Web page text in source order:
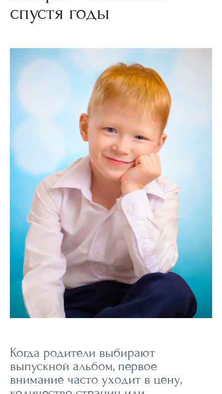
спустя годы
Когда родители выбирают
выпускной альбом, первое
внимание часто уходит в цену,